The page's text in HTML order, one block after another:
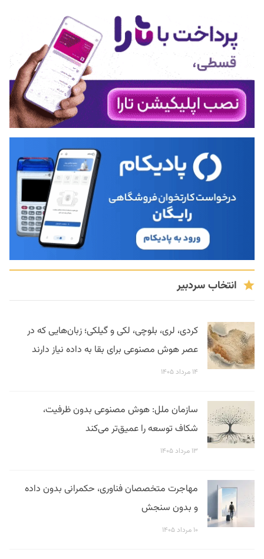
انتخاب سردبیر
کردی، لری، بلوچی، لکی و گیلکی؛ زبان‌هایی که در
عصر هوش مصنوعی برای بقا به داده نیاز دارند
۱۴ مرداد ۱۴۰۵
سازمان ملل: هوش مصنوعی بدون ظرفیت،
شکاف توسعه را عمیق‌تر می‌کند
۱۳ مرداد ۱۴۰۵
مهاجرت متخصصان فناوری، حکمرانی بدون داده
و بدون سنجش
۱۰ مرداد ۱۴۰۵